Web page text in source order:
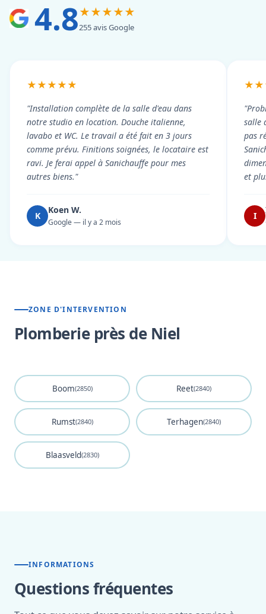
4.8★★★★★
255 avis Google
★★★★★
"Installation complète de la salle d'eau dans
notre studio en location. Douche italienne,
lavabo et WC. Le travail a été fait en 3 jours
comme prévu. Finitions soignées, le locataire est
ravi. Je ferai appel à Sanichauffe pour mes
autres biens."
K
Koen W.
Google — il y a 2 mois
salle
pas
et
I
ZONE D'INTERVENTION
Plomberie près de Niel
Boom(2850) Reet(2840)
Rumst(2840) Terhagen(2840)
Blaasveld(2830)
INFORMATIONS
Questions fréquentes